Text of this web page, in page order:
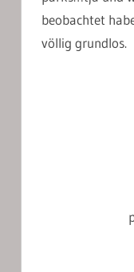
beobachtet
völlig grundlos.